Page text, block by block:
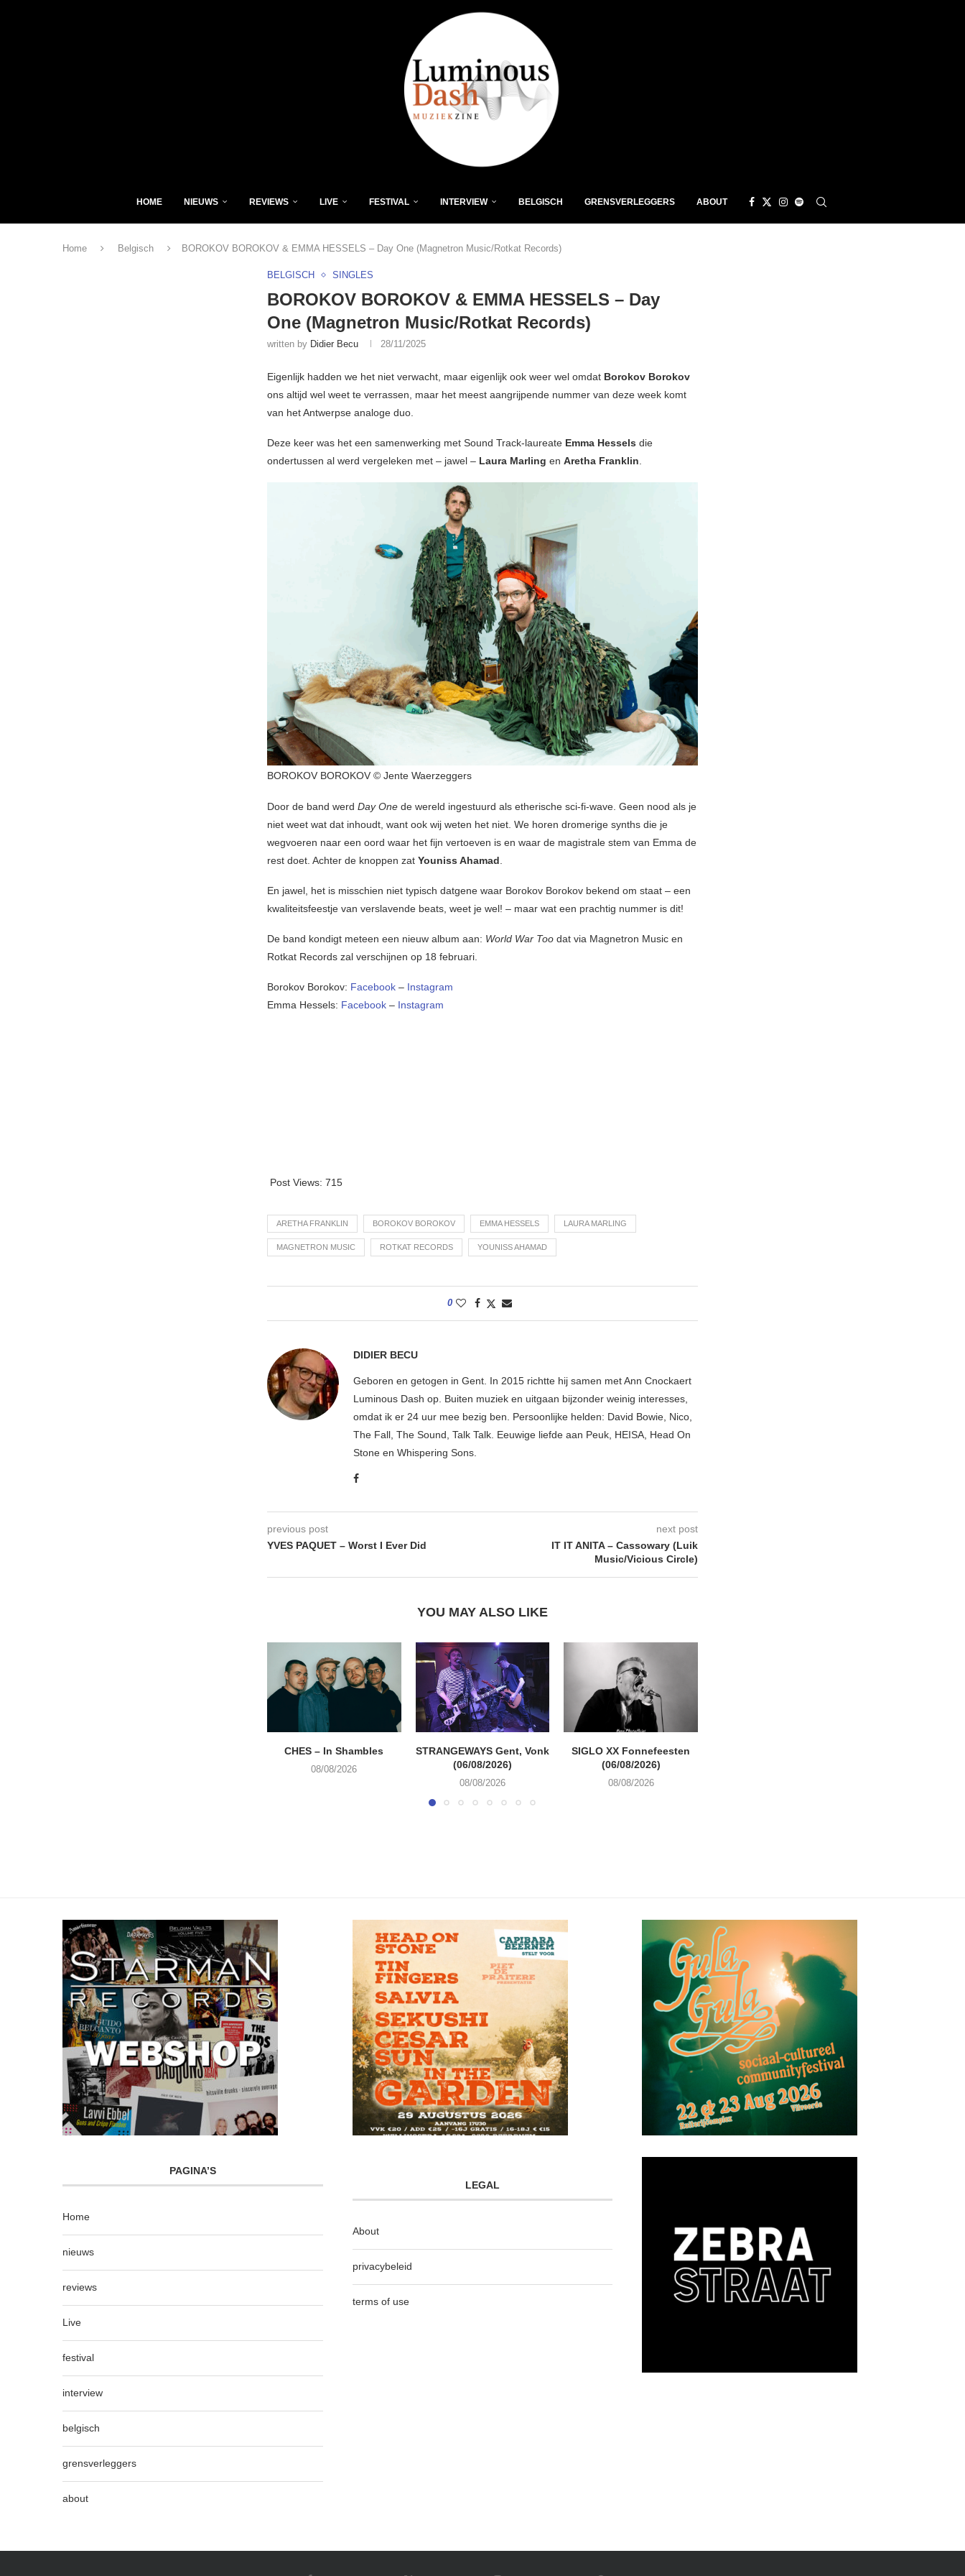
HOME NIEUWS REVIEWS LIVE FESTIVAL INTERVIEW BELGISCH GRENSVERLEGGERS ABOUT
Home Belgisch BOROKOV BOROKOV & EMMA HESSELS – Day One (Magnetron Music/Rotkat Records)
BELGISCH SINGLES
BOROKOV BOROKOV & EMMA HESSELS – Day
One (Magnetron Music/Rotkat Records)
written by Didier Becu 28/11/2025
Eigenlijk hadden we het niet verwacht, maar eigenlijk ook weer wel omdat Borokov Borokov
ons altijd wel weet te verrassen, maar het meest aangrijpende nummer van deze week komt
van het Antwerpse analoge duo.
Deze keer was het een samenwerking met Sound Track-laureate Emma Hessels die
ondertussen al werd vergeleken met – jawel – Laura Marling en Aretha Franklin.
BOROKOV BOROKOV © Jente Waerzeggers
Door de band werd Day One de wereld ingestuurd als etherische sci-fi-wave. Geen nood als je
niet weet wat dat inhoudt, want ook wij weten het niet. We horen dromerige synths die je
wegvoeren naar een oord waar het fijn vertoeven is en waar de magistrale stem van Emma de
rest doet. Achter de knoppen zat Youniss Ahamad
En jawel, het is misschien niet typisch datgene waar Borokov Borokov bekend om staat – een
kwaliteitsfeestje van verslavende beats, weet je wel! – maar wat een prachtig nummer is dit!
De band kondigt meteen een nieuw album aan: World War Too dat via Magnetron Music en
Rotkat Records zal verschijnen op 18 februari.
Borokov Borokov: Facebook – Instagram
Emma Hessels: Facebook – Instagram
Post Views: 715
ARETHA FRANKLIN BOROKOV BOROKOV EMMA HESSELS LAURA MARLING
MAGNETRON MUSIC ROTKAT RECORDS YOUNISS AHAMAD
0
DIDIER BECU
Geboren en getogen in Gent. In 2015 richtte hij samen met Ann Cnockaert
Luminous Dash op. Buiten muziek en uitgaan bijzonder weinig interesses,
omdat ik er 24 uur mee bezig ben. Persoonlijke helden: David Bowie, Nico,
The Fall, The Sound, Talk Talk. Eeuwige liefde aan Peuk, HEISA, Head On
Stone en Whispering Sons.
previous post
YVES PAQUET – Worst I Ever Did
next post
IT IT ANITA – Cassowary (Luik
Music/Vicious Circle)
YOU MAY ALSO LIKE
CHES – In Shambles
08/08/2026
STRANGEWAYS Gent, Vonk
(06/08/2026)
08/08/2026
SIGLO XX Fonnefeesten
(06/08/2026)
08/08/2026
PAGINA’S
Home
nieuws
reviews
Live
festival
interview
belgisch
grensverleggers
about
LEGAL
About
privacybeleid
terms of use